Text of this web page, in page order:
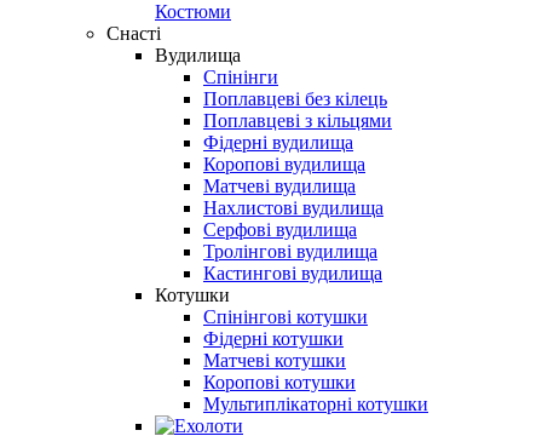
Костюми
Снасті
Вудилища
Спінінги
Поплавцеві без кілець
Поплавцеві з кільцями
Фідерні вудилища
Коропові вудилища
Матчеві вудилища
Нахлистові вудилища
Серфові вудилища
Тролінгові вудилища
Кастингові вудилища
Котушки
Спінінгові котушки
Фідерні котушки
Матчеві котушки
Коропові котушки
Мультиплікаторні котушки